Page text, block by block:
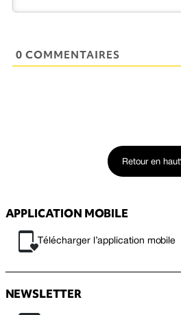
0 COMMENTAIRES
Retour en haut
APPLICATION MOBILE
Télécharger l’application mobile
NEWSLETTER